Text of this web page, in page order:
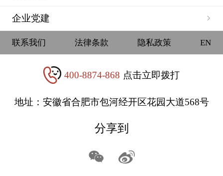
企业党建
联系我们 法律条款 隐私政策 EN
400-8874-868 点击立即拨打
地址：安徽省合肥市包河经开区花园大道568号
分享到